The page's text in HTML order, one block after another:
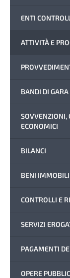
ENTI
ATTIVITÀ E
BANDI DI
SOVVENZIONI,
ECONOMICI
BILANCI
BENI IMMOBILI
CONTROLLI E
SERVIZI
PAGAMENTI
OPERE